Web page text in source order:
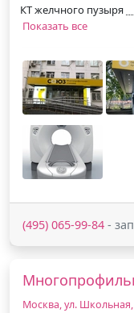
КТ желчного пузыря
Показать все
(495) 065-99-84 -
Москва, ул. Школьная,